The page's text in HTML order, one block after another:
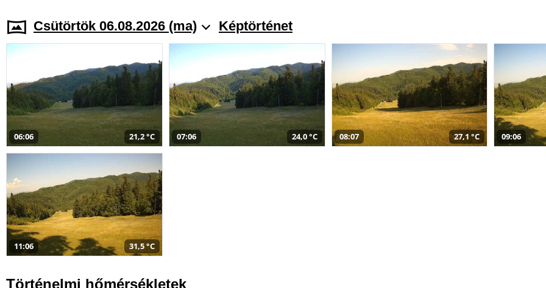
Csütörtök 06.08.2026 (ma) Képtörténet
06:06 21,2 °C 07:06 24,0 °C 08:07 27,1 °C 09:06
11:06 31,5 °C
Történelmi hőmérsékletek